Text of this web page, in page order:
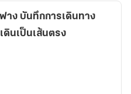
าง บันทึกการเดินทาง
ดินเป็นเส้นตรง